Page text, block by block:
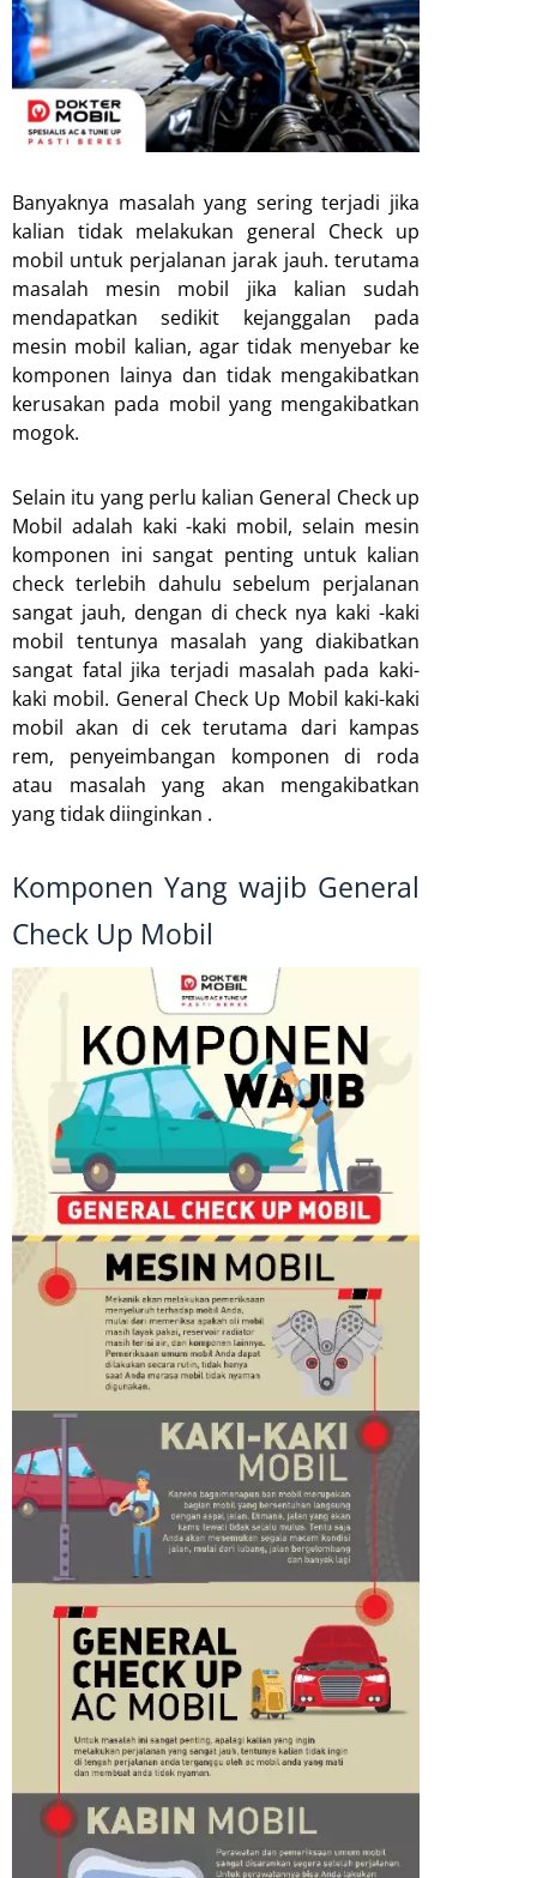
Banyaknya masalah yang sering terjadi jika
kalian tidak melakukan general Check up
mobil untuk perjalanan jarak jauh. terutama
masalah mesin mobil jika kalian sudah
mendapatkan sedikit kejanggalan pada
mesin mobil kalian, agar tidak menyebar ke
komponen lainya dan tidak mengakibatkan
kerusakan pada mobil yang mengakibatkan
mogok.
Selain itu yang perlu kalian General Check up
Mobil adalah kaki -kaki mobil, selain mesin
komponen ini sangat penting untuk kalian
check terlebih dahulu sebelum perjalanan
sangat jauh, dengan di check nya kaki -kaki
mobil tentunya masalah yang diakibatkan
sangat fatal jika terjadi masalah pada kaki-
kaki mobil. General Check Up Mobil kaki-kaki
mobil akan di cek terutama dari kampas
rem, penyeimbangan komponen di roda
atau masalah yang akan mengakibatkan
yang tidak diinginkan .
Komponen Yang wajib General
Check Up Mobil